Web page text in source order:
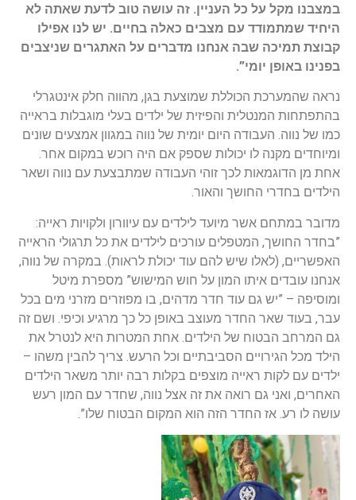
במצבנו מקל על כל העניין. זה עושה טוב לדעת שאתה לא
היחיד שמתמודד עם מצבים כאלה בחיים. יש לנו אפילו
קבוצת תמיכה שבה אנחנו מדברים על האתגרים שניצבים
בפנינו באופן יומי”.
נראה שהמערכת הכוללת שמוצעת בגן, מהווה חלק אינטגרלי
בהתפתחות המנטלית והפיזית של ילדים בעלי מוגבלות בראייה
כמו של נווה. העבודה היום יומית של נווה במגוון אמצעים שונים
ומיוחדים מקנה לו יכולות שספק אם היה רוכש במקום אחר.
אחת מן הדוגמאות לכך זוהי העבודה שמתבצעת עם נווה ושאר
הילדים בחדרי החושך והאור.
מדובר במתחם אשר מיועד לילדים עם עיוורון ולקויות ראייה:
”בחדר החושך, המטפלים עורכים לילדים את כל תרגולי הראייה
האפשריים, (לאלו שיש להם עוד יכולת לראות). במקרה של נווה,
אנחנו עובדים איתו המון על חוש המישוש” מספרת מיטל
ומוסיפה – ”יש גם עוד חדר מדהים, בו מפוזרים מזרני מים בכל
עבר, בעוד שאר החדר מעוצב באופן כל כך מרגיע וכיפי. ושם זה
גם המרחב הבטוח של הילדים. אחת המטרות היא לנטרל את
הילד מכל הגירויים הסביבתיים וכל הרעש. צריך להבין משהו –
ילדים עם לקות ראייה מוצפים בקלות רבה יותר משאר הילדים
האחרים, ואני גם רואה את זה אצל נווה, שחדר עם המון רעש
עושה לו רע. אז החדר הזה הוא המקום הבטוח שלו”.